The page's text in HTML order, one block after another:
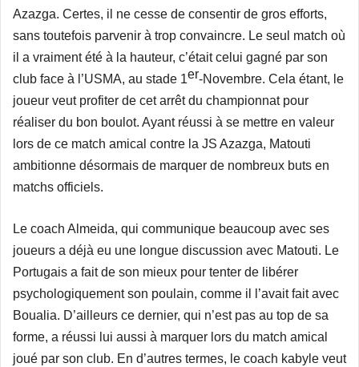
Azazga. Certes, il ne cesse de consentir de gros efforts,
sans toutefois parvenir à trop convaincre. Le seul match où
il a vraiment été à la hauteur, c’était celui gagné par son
club face à l’USMA, au stade 1er-Novembre. Cela étant, le
joueur veut profiter de cet arrêt du championnat pour
réaliser du bon boulot. Ayant réussi à se mettre en valeur
lors de ce match amical contre la JS Azazga, Matouti
ambitionne désormais de marquer de nombreux buts en
matchs officiels.
Le coach Almeida, qui communique beaucoup avec ses
joueurs a déjà eu une longue discussion avec Matouti. Le
Portugais a fait de son mieux pour tenter de libérer
psychologiquement son poulain, comme il l’avait fait avec
Boualia. D’ailleurs ce dernier, qui n’est pas au top de sa
forme, a réussi lui aussi à marquer lors du match amical
joué par son club. En d’autres termes, le coach kabyle veut